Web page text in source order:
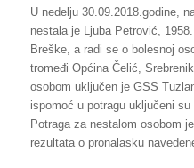
U nedelju 30.09.2018.godine,
nestala je Ljuba Petrović,
Breške, a radi se o bolesnoj
tromeđi Općina Čelić,
osobom uključen je GSS
ispomoć u potragu uključeni
Potraga za nestalom osobom
rezultata o pronalasku